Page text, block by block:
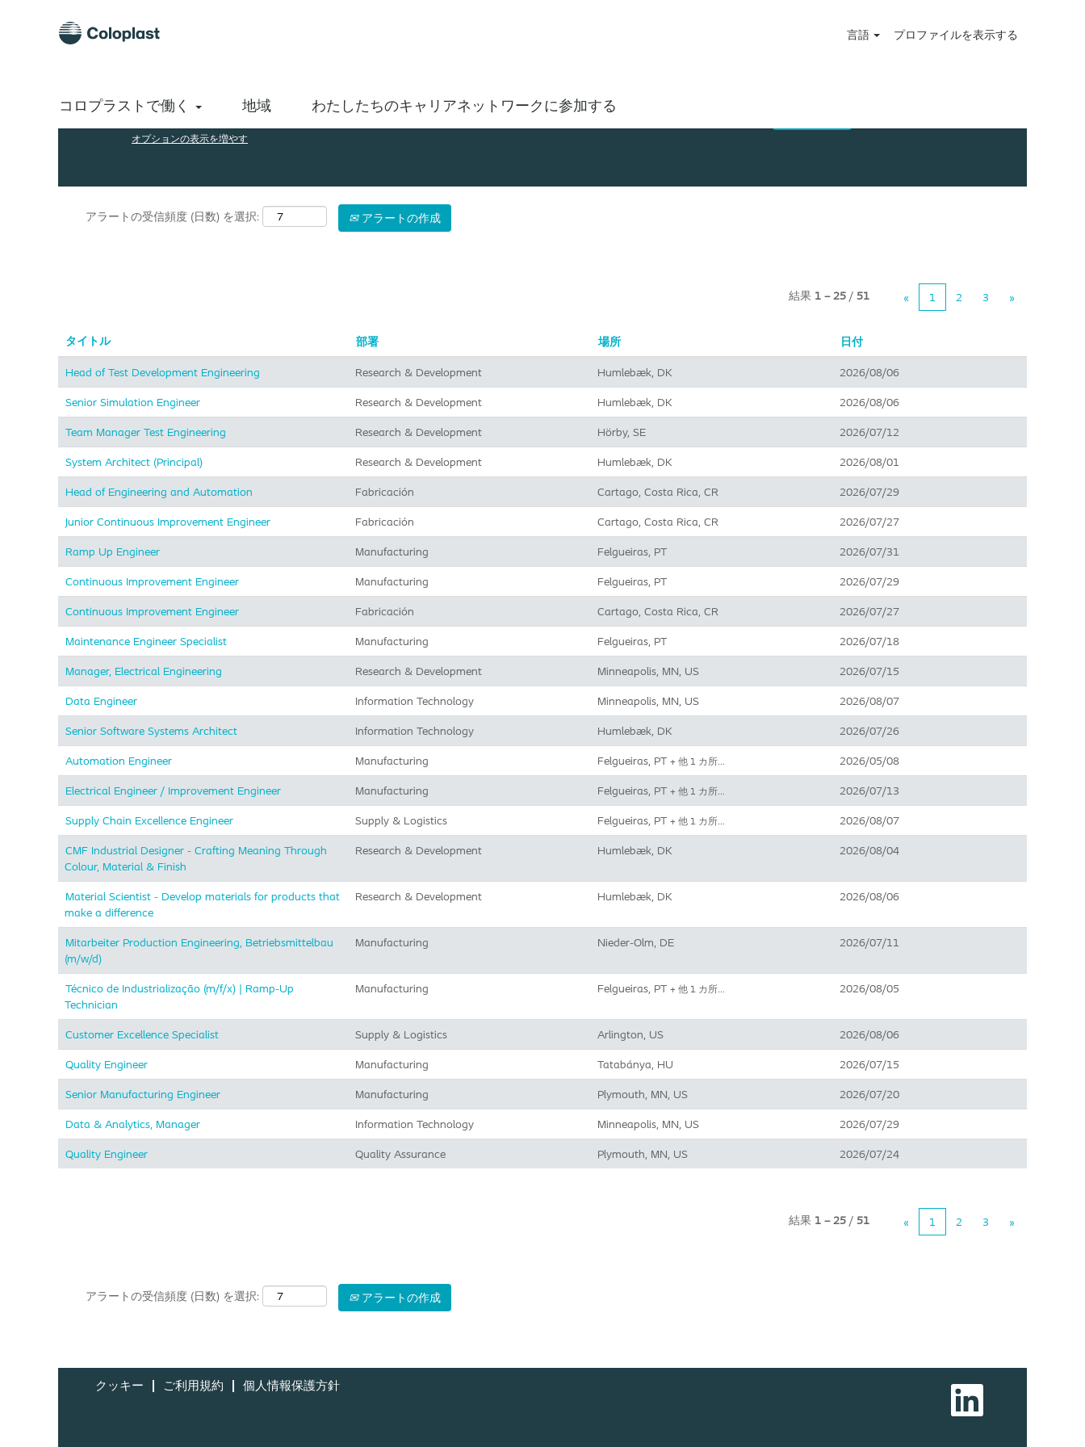
言語 プロファイルを表示する
コロプラストで働く 地域 わたしたちのキャリアネットワークに参加する
オプションの表示を増やす
アラートの受信頻度 (日数) を選択: アラートの作成
結果 1 – 25 / 51 « 1 2 3 »
タイトル 部署 場所 日付
Head of Test Development Engineering Research & Development Humlebæk, DK 2026/08/06
Senior Simulation Engineer Research & Development Humlebæk, DK 2026/08/06
Team Manager Test Engineering Research & Development Hörby, SE 2026/07/12
System Architect (Principal) Research & Development Humlebæk, DK 2026/08/01
Head of Engineering and Automation Fabricación Cartago, Costa Rica, CR 2026/07/29
Junior Continuous Improvement Engineer Fabricación Cartago, Costa Rica, CR 2026/07/27
Ramp Up Engineer Manufacturing Felgueiras, PT 2026/07/31
Continuous Improvement Engineer Manufacturing Felgueiras, PT 2026/07/29
Continuous Improvement Engineer Fabricación Cartago, Costa Rica, CR 2026/07/27
Maintenance Engineer Specialist Manufacturing Felgueiras, PT 2026/07/18
Manager, Electrical Engineering Research & Development Minneapolis, MN, US 2026/07/15
Data Engineer Information Technology Minneapolis, MN, US 2026/08/07
Senior Software Systems Architect Information Technology Humlebæk, DK 2026/07/26
Automation Engineer Manufacturing Felgueiras, PT + 他 1 カ所… 2026/05/08
Electrical Engineer / Improvement Engineer Manufacturing Felgueiras, PT + 他 1 カ所… 2026/07/13
Supply Chain Excellence Engineer Supply & Logistics Felgueiras, PT + 他 1 カ所… 2026/08/07
CMF Industrial Designer - Crafting Meaning Through
Colour, Material & Finish
Research & Development Humlebæk, DK 2026/08/04
Material Scientist - Develop materials for products that
make a difference
Research & Development Humlebæk, DK 2026/08/06
Mitarbeiter Production Engineering, Betriebsmittelbau
(m/w/d)
Manufacturing Nieder-Olm, DE 2026/07/11
Técnico de Industrialização (m/f/x) | Ramp-Up
Technician
Manufacturing Felgueiras, PT + 他 1 カ所… 2026/08/05
Customer Excellence Specialist Supply & Logistics Arlington, US 2026/08/06
Quality Engineer Manufacturing Tatabánya, HU 2026/07/15
Senior Manufacturing Engineer Manufacturing Plymouth, MN, US 2026/07/20
Data & Analytics, Manager Information Technology Minneapolis, MN, US 2026/07/29
Quality Engineer Quality Assurance Plymouth, MN, US 2026/07/24
結果 1 – 25 / 51 « 1 2 3 »
アラートの受信頻度 (日数) を選択: アラートの作成
クッキー ご利用規約 個人情報保護方針
新
し
い